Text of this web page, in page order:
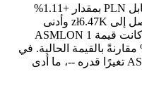
+1.11%
خلال الـ 24 ساعة الماضية، حيث وصل إلى zł6.47K وأدنى
مستوى له عند zł6.26K. قبل شهر، كانت قيمة 1 ASMLON
مقارنةً بالقيمة الحالية. في
--، ما أدى